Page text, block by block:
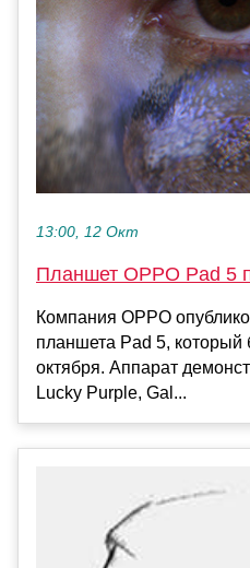
13:00, 12 Окт
Планшет OPPO Pad 5
Компания OPPO
планшета Pad 5, который
октября. Аппарат
Lucky Purple, Gal...